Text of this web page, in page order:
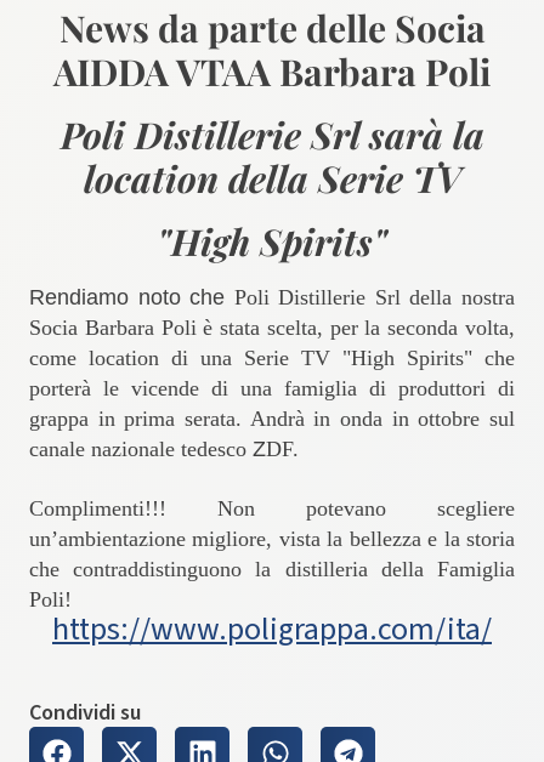
News da parte delle Socia
AIDDA VTAA Barbara Poli
Poli Distillerie Srl sarà la
location della Serie TV
"High Spirits"
Rendiamo noto che Poli Distillerie Srl della nostra
Socia Barbara Poli è stata scelta, per la seconda volta,
come location di una Serie TV "High Spirits" che
porterà le vicende di una famiglia di produttori di
grappa in prima serata. Andrà in onda in ottobre sul
canale nazionale tedesco ZDF.
Complimenti!!! Non potevano scegliere
un’ambientazione migliore, vista la bellezza e la storia
che contraddistinguono la distilleria della Famiglia
Poli!
https://www.poligrappa.com/ita/
Condividi su